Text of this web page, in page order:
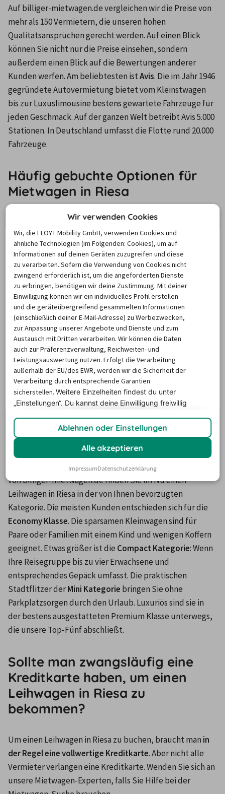
Auf billiger-mietwagen.de vergleichen wir die Preise von
mehr als 150 Vermietern, die unseren hohen
Qualitätsansprüchen gerecht werden. Auf einen Blick
können Sie nicht nur die Preise einsehen, sondern
außerdem einen Blick auf die Bewertungen anderer
Kunden werfen. Am beliebtesten ist Avis. Die im Jahr 1946
gegründete Autovermietung bietet vom Kleinstwagen
bis zur Luxuslimousine bestens gewartete Fahrzeuge für
jeden Geschmack. Auf der ganzen Welt betreibt Avis 5.000
Stationen. In Deutschland umfasst die Flotte rund 20.000
Fahrzeuge.
Häufig gebuchte Optionen für
Mietwagen in Riesa
In Riesa, im Landkreis Meißen und überall sonst in Ihrer
Ferienregion fällt die Orientierung leicht, wenn Sie bei
der Automiete in Riesa ein GSP Navigationsgerät
Ihrem Leihwagen mit buchen. Es bringt Sie sicher an jede
Kindersitz nicht von zu Hause mitnehmen möchten,
reservieren ein dem Alter entsprechendes
Sicherheitssystem dazu. Ein Preisvergleich lohnt sich:
Manche Vermieter verrechnen eine Pauschale, während
andere eine Tagesgebühr erheben. Weitere Extras, die Sie
Winterreifen, Schneeketten und Klimaanlagen.
Diese Wagenklassen werden in
Riesa bei der Autovermietung
gerne gebucht
Dank der praktischen Filterfunktion in der Suchmaske
von billiger-mietwagen.de finden Sie im Nu einen
Leihwagen in Riesa in der von Ihnen bevorzugten
Kategorie. Die meisten Kunden entschieden sich für die
Economy Klasse. Die sparsamen Kleinwagen sind für
Paare oder Familien mit einem Kind und wenigen Koffern
geeignet. Etwas größer ist die Compact Kategorie: Wenn
Ihre Reisegruppe bis zu vier Erwachsene und
entsprechendes Gepäck umfasst. Die praktischen
Stadtflitzer der Mini Kategorie bringen Sie ohne
Parkplatzsorgen durch den Urlaub. Luxuriös sind sie in
der bestens ausgestatteten Premium Klasse unterwegs,
die unsere Top-Fünf abschließt.
Sollte man zwangsläufig eine
Kreditkarte haben, um einen
Leihwagen in Riesa zu
bekommen?
Um einen Leihwagen in Riesa zu buchen, braucht man in
der Regel eine vollwertige Kreditkarte. Aber nicht alle
Vermieter verlangen eine Kreditkarte. Wenden Sie sich an
unsere Mietwagen-Experten, falls Sie Hilfe bei der
Wir verwenden Cookies
Wir, die FLOYT Mobility GmbH, verwenden Cookies und
ähnliche Technologien (im Folgenden: Cookies), um auf
Informationen auf deinen Geräten zuzugreifen und diese
zu verarbeiten. Sofern die Verwendung von Cookies nicht
zwingend erforderlich ist, um die angeforderten Dienste
zu erbringen, benötigen wir deine Zustimmung. Mit deiner
Einwilligung können wir ein individuelles Profil erstellen
und die geräteübergreifend gesammelten Informationen
(einschließlich deiner E-Mail-Adresse) zu Werbezwecken,
zur Anpassung unserer Angebote und Dienste und zum
Austausch mit Dritten verarbeiten. Wir können die Daten
auch zur Präferenzverwaltung, Reichweiten- und
Leistungsauswertung nutzen. Erfolgt die Verarbeitung
außerhalb der EU/des EWR, werden wir die Sicherheit der
Verarbeitung durch entsprechende Garantien
sicherstellen.Weitere Einzelheiten findest du unter
„Einstellungen“. Du kannst deine Einwilligung freiwillig
Ablehnen oder Einstellungen
Alle akzeptieren
ImpressumDatenschutzerklärung